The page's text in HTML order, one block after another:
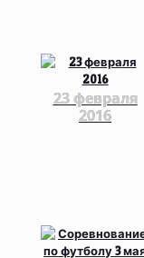
23 февраля
2016